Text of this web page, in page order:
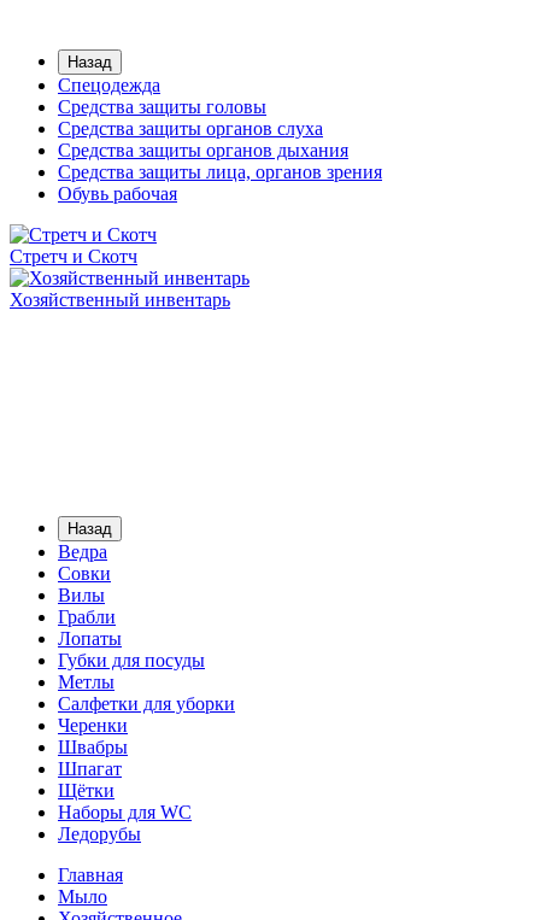
Назад
Спецодежда
Средства защиты головы
Средства защиты органов слуха
Средства защиты органов дыхания
Средства защиты лица, органов зрения
Обувь рабочая
Стретч и Скотч
Хозяйственный инвентарь
Назад
Ведра
Совки
Вилы
Грабли
Лопаты
Губки для посуды
Метлы
Салфетки для уборки
Черенки
Швабры
Шпагат
Щётки
Наборы для WC
Ледорубы
Главная
Мыло